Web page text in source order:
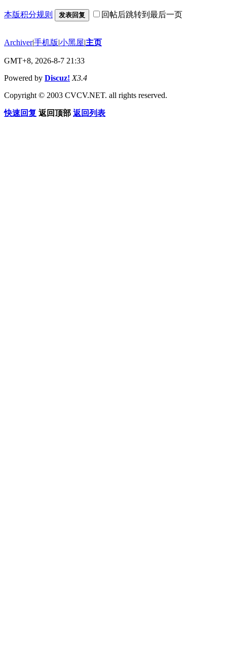
本版积分规则 发表回复 回帖后跳转到最后一页
Archiver|手机版|小黑屋|主页
GMT+8, 2026-8-7 21:33
Powered by Discuz! X3.4
Copyright © 2003 CVCV.NET. all rights reserved.
快速回复 返回顶部 返回列表